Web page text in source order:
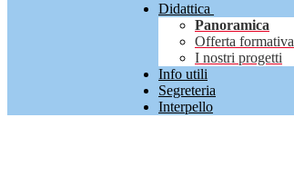
Didattica
Panoramica
Offerta formativa
I nostri progetti
Info utili
Segreteria
Interpello